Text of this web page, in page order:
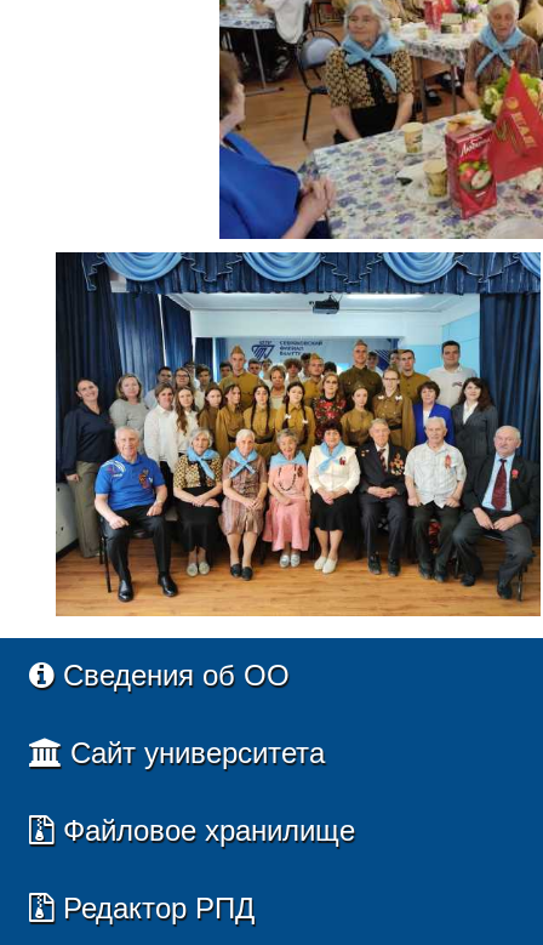
Сведения об ОО
Сайт университета
Файловое хранилище
Редактор РПД